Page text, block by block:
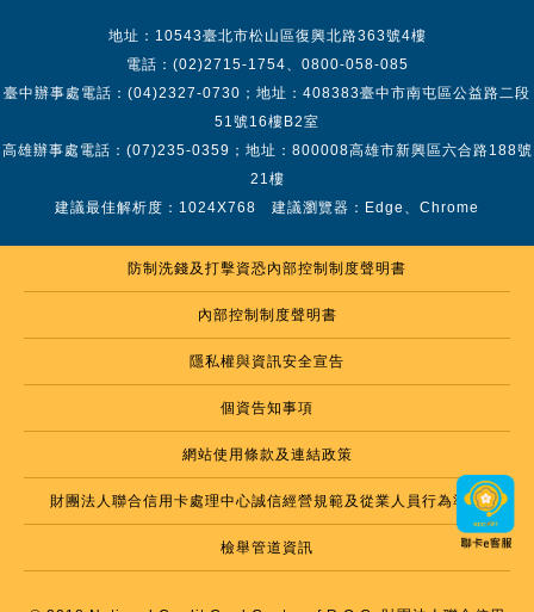
地址：10543臺北市松山區復興北路363號4樓
電話：(02)2715-1754、0800-058-085
臺中辦事處電話：(04)2327-0730；地址：408383臺中市南屯區公益路二段
51號16樓B2室
高雄辦事處電話：(07)235-0359；地址：800008高雄市新興區六合路188號
21樓
建議最佳解析度：1024X768 建議瀏覽器：Edge、Chrome
防制洗錢及打擊資恐內部控制制度聲明書
內部控制制度聲明書
隱私權與資訊安全宣告
個資告知事項
網站使用條款及連結政策
財團法人聯合信用卡處理中心誠信經營規範及從業人員行為準則
檢舉管道資訊